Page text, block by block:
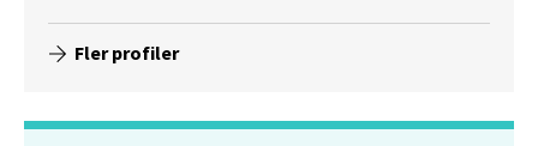
Fler profiler